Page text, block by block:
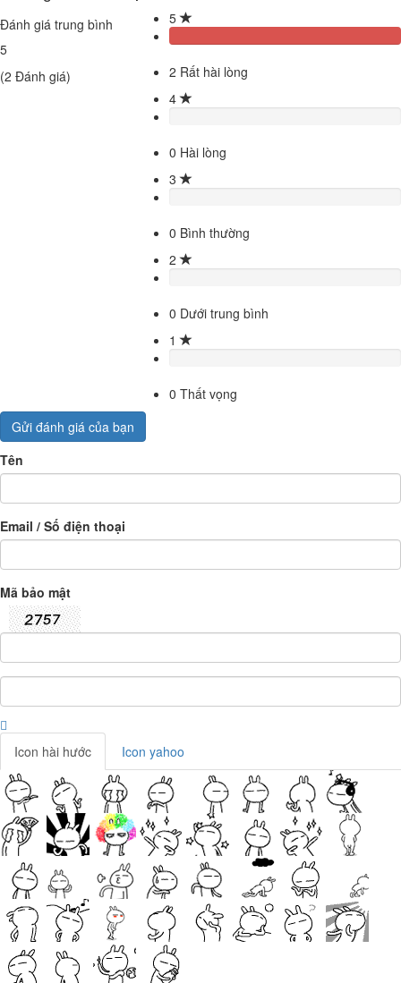
Đánh giá trung bình
5
(2 Đánh giá)
5
2 Rất hài lòng
4
0 Hài lòng
3
0 Bình thường
2
0 Dưới trung bình
1
0 Thất vọng
Gửi đánh giá của bạn
Tên
Email / Số điện thoại
Mã bảo mật
Icon hài hước Icon yahoo